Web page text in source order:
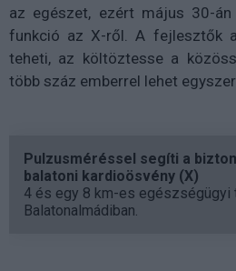
az egészet, ezért május 30-
funkció az X-ről. A fejlesztők
teheti, az költöztesse a
több száz emberrel lehet
Pulzusméréssel segíti a
balatoni kardioösvény (X)
4 és egy 8 km-es egészségügyi
Balatonalmádiban.